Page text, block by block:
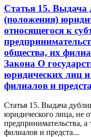
Статья 15. Выдача
(положения)
относящегося к
общества, их
Закона О
юридических лиц и
филиалов и
Статья 15. Выдача
юридического лица, не
предпринимательства,
филиалов и предста...